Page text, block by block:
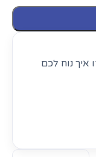
איך נוח לכם